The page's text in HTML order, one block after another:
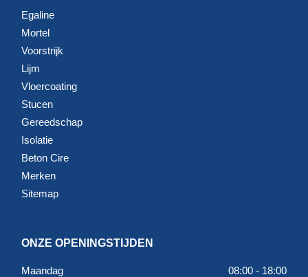
Egaline
Mortel
Voorstrijk
Lijm
Vloercoating
Stucen
Gereedschap
Isolatie
Beton Cire
Merken
Sitemap
ONZE OPENINGSTIJDEN
Maandag
08:00 - 18:00